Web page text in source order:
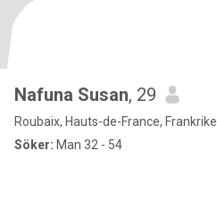
Nafuna Susan, 29
Roubaix, Hauts-de-France, Frankrike
Söker: Man 32 - 54